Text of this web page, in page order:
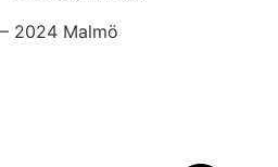
– 2024 Malmö